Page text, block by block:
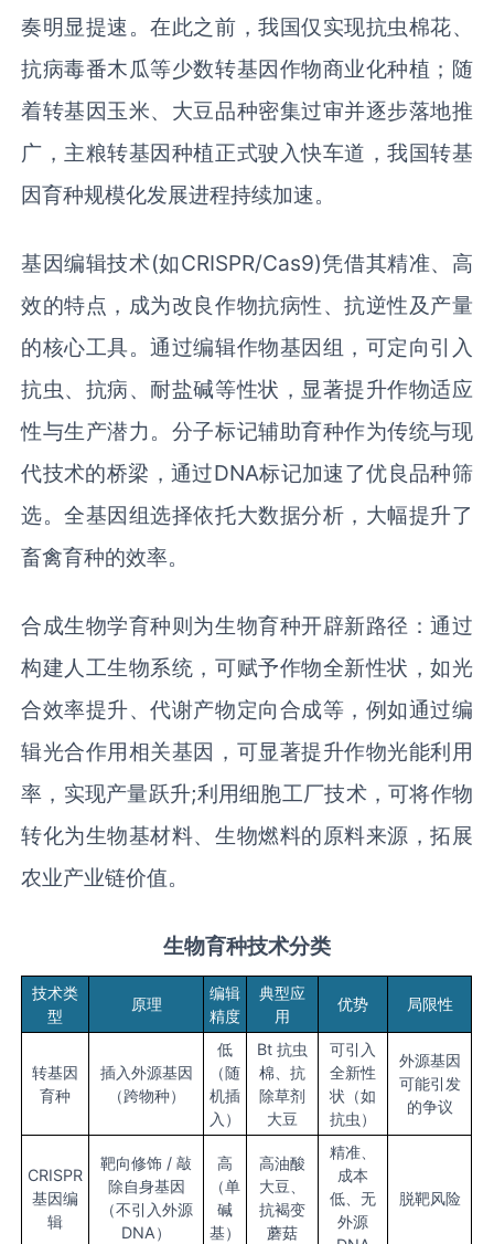
奏明显提速。在此之前，我国仅实现抗虫棉花、
抗病毒番木瓜等少数转基因作物商业化种植；随
着转基因玉米、大豆品种密集过审并逐步落地推
广，主粮转基因种植正式驶入快车道，我国转基
因育种规模化发展进程持续加速。
基因编辑技术(如CRISPR/Cas9)凭借其精准、高
效的特点，成为改良作物抗病性、抗逆性及产量
的核心工具。通过编辑作物基因组，可定向引入
抗虫、抗病、耐盐碱等性状，显著提升作物适应
性与生产潜力。分子标记辅助育种作为传统与现
代技术的桥梁，通过DNA标记加速了优良品种筛
选。全基因组选择依托大数据分析，大幅提升了
畜禽育种的效率。
合成生物学育种则为生物育种开辟新路径：通过
构建人工生物系统，可赋予作物全新性状，如光
合效率提升、代谢产物定向合成等，例如通过编
辑光合作用相关基因，可显著提升作物光能利用
率，实现产量跃升;利用细胞工厂技术，可将作物
转化为生物基材料、生物燃料的原料来源，拓展
农业产业链价值。
生物育种技术分类
技术类
型
原理
编辑
精度
典型应
用
优势 局限性
转基因
育种
插入外源基因
（跨物种）
低
（随
机插
入）
Bt 抗虫
棉、抗
除草剂
大豆
可引入
全新性
状（如
抗虫）
外源基因
可能引发
的争议
CRISPR
基因编
辑
靶向修饰 / 敲
除自身基因
（不引入外源
DNA）
高
（单
碱
基）
高油酸
大豆、
抗褐变
蘑菇
精准、
成本
低、无
外源
脱靶风险